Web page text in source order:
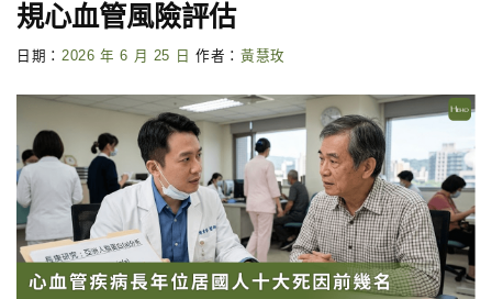
規心血管風險評估
日期： 2026 年 6 月 25 日 作者： 黃慧玫